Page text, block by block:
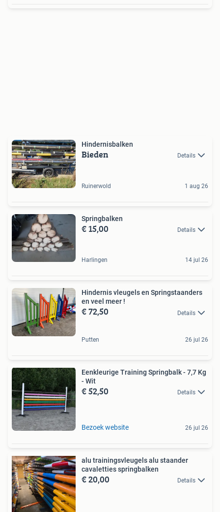
Hindernisbalken
Bieden Details
Ruinerwold 1 aug 26
Springbalken
€ 15,00 Details
Harlingen 14 jul 26
Hindernis vleugels en Springstaanders
en veel meer !
€ 72,50 Details
Putten 26 jul 26
Eenkleurige Training Springbalk - 7,7 Kg
- Wit
€ 52,50 Details
Bezoek website 26 jul 26
alu trainingsvleugels alu staander
cavaletties springbalken
€ 20,00 Details